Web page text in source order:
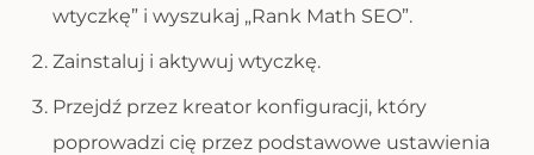
wtyczkę” i wyszukaj „Rank Math SEO”.
Zainstaluj i aktywuj wtyczkę.
Przejdź przez kreator konfiguracji, który
poprowadzi cię przez podstawowe ustawienia